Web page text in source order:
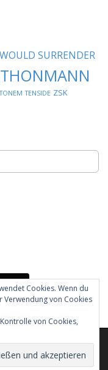
SURRENDER
TENSIDE ZSK
Reserved.
.
Cookies. Wenn du
Verwendung von Cookies
von Cookies,